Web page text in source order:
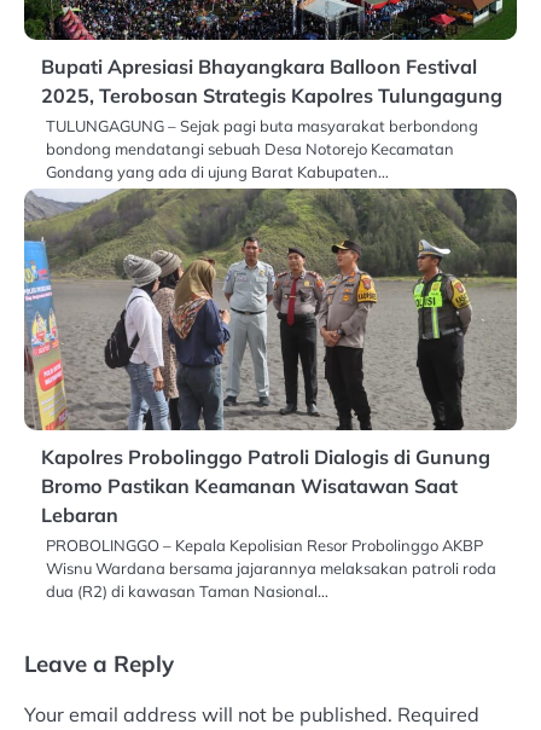
Bupati Apresiasi Bhayangkara Balloon Festival
2025, Terobosan Strategis Kapolres Tulungagung
TULUNGAGUNG – Sejak pagi buta masyarakat berbondong
bondong mendatangi sebuah Desa Notorejo Kecamatan
Gondang yang ada di ujung Barat Kabupaten…
Kapolres Probolinggo Patroli Dialogis di Gunung
Bromo Pastikan Keamanan Wisatawan Saat
Lebaran
PROBOLINGGO – Kepala Kepolisian Resor Probolinggo AKBP
Wisnu Wardana bersama jajarannya melaksakan patroli roda
dua (R2) di kawasan Taman Nasional…
Leave a Reply
Your email address will not be published. Required